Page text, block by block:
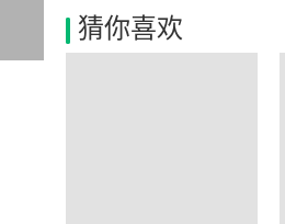
猜你喜欢